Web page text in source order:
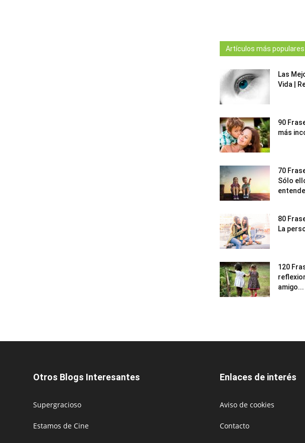
Artículos más populares
Las
Vida |
90
más
70
Sólo
80
La
120
amigo...
Otros Blogs Interesantes
Supergracioso
Estamos de Cine
Enlaces de interés
Aviso de cookies
Contacto